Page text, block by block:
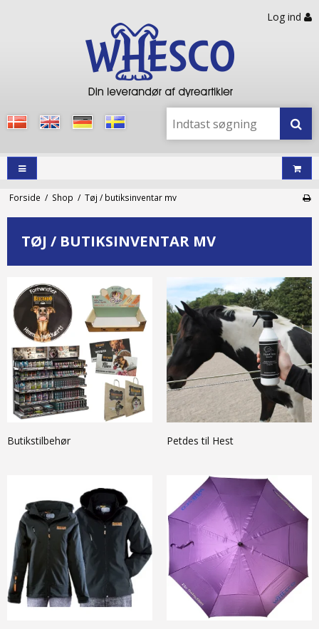
Log ind
Forside / Shop / Tøj / butiksinventar mv
TØJ / BUTIKSINVENTAR MV
Butikstilbehør Petdes til Hest